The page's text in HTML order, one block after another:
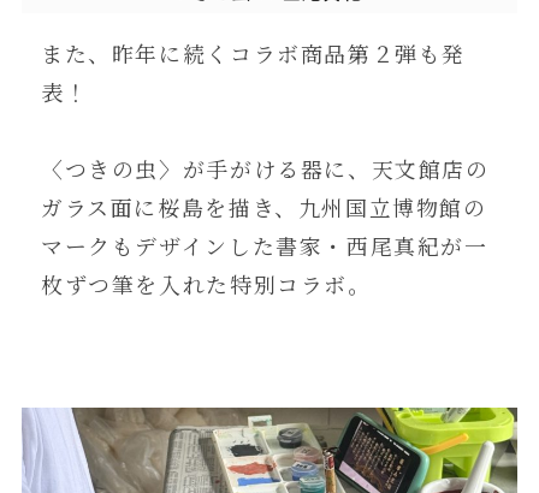
また、昨年に続くコラボ商品第２弾も発
表！
〈つきの虫〉が手がける器に、天文館店の
ガラス面に桜島を描き、九州国立博物館の
マークもデザインした書家・西尾真紀が一
枚ずつ筆を入れた特別コラボ。